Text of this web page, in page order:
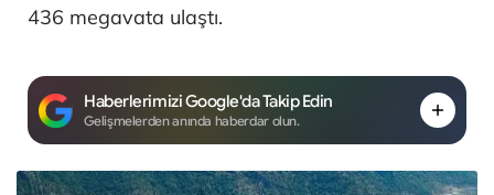
436 megavata ulaştı.
Haberlerimizi Google'da Takip Edin
Gelişmelerden anında haberdar olun.